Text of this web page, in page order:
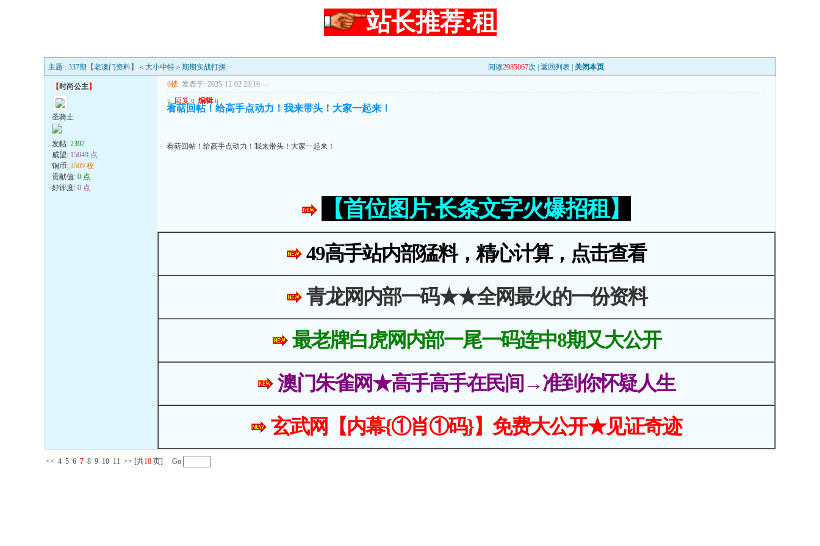
站长推荐:租
主题 : 337期【老澳门资料】＜大小中特＞期期实战打拼. 阅读2985067次 | 返回列表 关闭本页
【时尚公主】
圣骑士
发帖: 2397
威望: 15049 点
铜币: 3509 枚
贡献值: 0 点
好评度: 0 点
6楼 发表于: 2025-12-02 23:16 ---
u 回复 u 编辑 u
看萜回帖！给高手点动力！我来带头！大家一起来！
看萜回帖！给高手点动力！我来带头！大家一起来！
【首位图片.长条文字火爆招租】
49高手站内部猛料，精心计算，点击查看
青龙网内部一码★★全网最火的一份资料
最老牌白虎网内部一尾一码连中8期又大公开
澳门朱雀网★高手高手在民间→准到你怀疑人生
玄武网【内幕{①肖①码}】免费大公开★见证奇迹
<< 4 5 6 7 8 9 10 11 >> [共18 页] Go